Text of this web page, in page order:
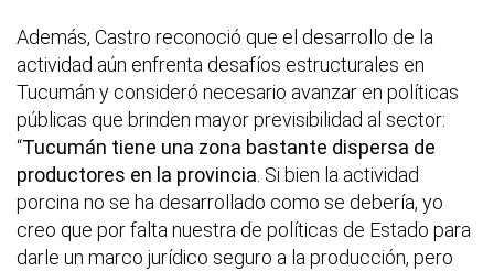
Además, Castro reconoció que el desarrollo de la
actividad aún enfrenta desafíos estructurales en
Tucumán y consideró necesario avanzar en políticas
públicas que brinden mayor previsibilidad al sector:
“Tucumán tiene una zona bastante dispersa de
productores en la provincia . Si bien la actividad
porcina no se ha desarrollado como se debería, yo
creo que por falta nuestra de políticas de Estado para
darle un marco jurídico seguro a la producción, pero